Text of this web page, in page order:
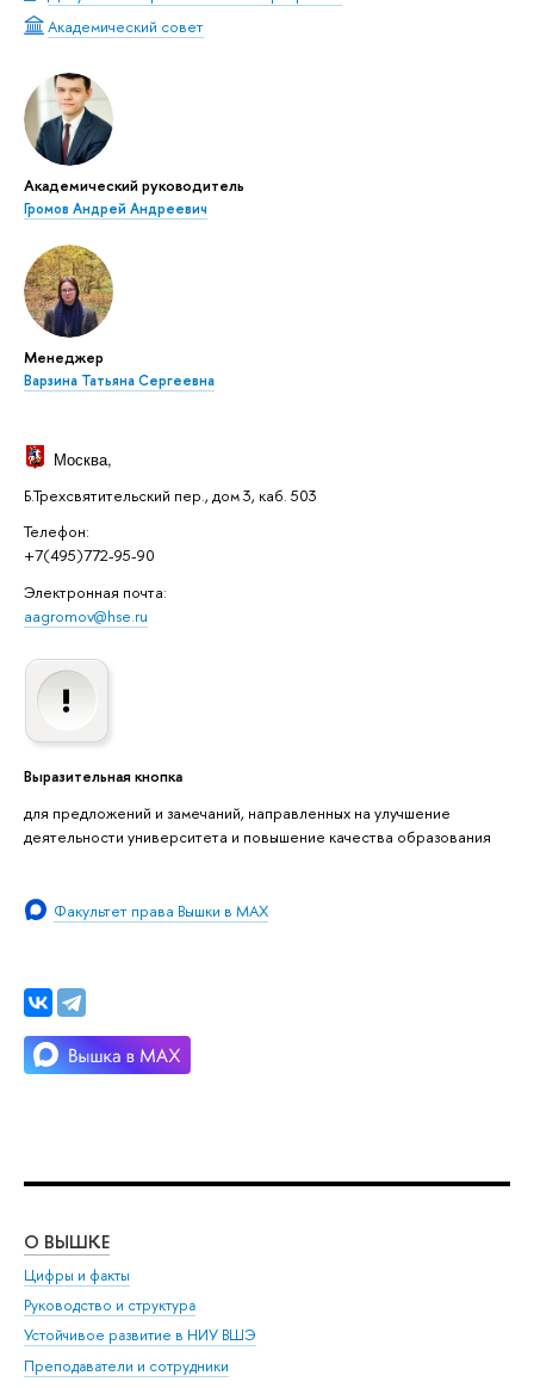
Академический совет
Академический руководитель
Громов Андрей Андреевич
Менеджер
Варзина Татьяна Сергеевна
Москва,
Б.Трехсвятительский пер., дом 3, каб. 503
Телефон:
+7(495)772-95-90
Электронная почта:
aagromov@hse.ru
Выразительная кнопка
для предложений и замечаний, направленных на улучшение
деятельности университета и повышение качества образования
Факультет права Вышки в MAX
О ВЫШКЕ
Цифры и факты
Руководство и структура
Устойчивое развитие в НИУ ВШЭ
Преподаватели и сотрудники